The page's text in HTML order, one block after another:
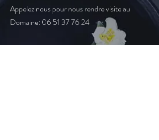
Appelez nous pour nous rendre visite au
Domaine: 06 51 37 76 24